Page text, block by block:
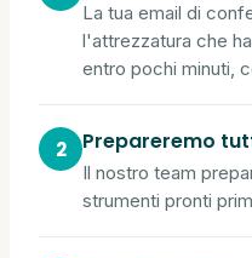
La tua email di
l'attrezzatura che
entro pochi minuti,
Prepareremo
Il nostro team
strumenti pronti